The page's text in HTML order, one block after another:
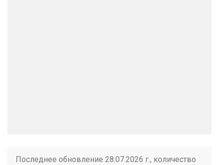
Последнее обновление 28.07.2026 г., количество